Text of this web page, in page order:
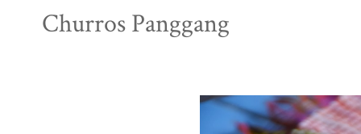
Churros Panggang